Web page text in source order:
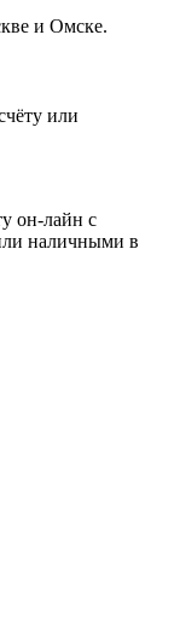
и Омске.
или
он-лайн с
наличными в